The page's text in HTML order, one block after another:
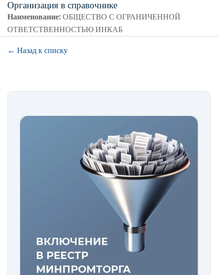
Организация в справочнике
Наименование:ОБЩЕСТВО С ОГРАНИЧЕННОЙ
ОТВЕТСТВЕННОСТЬЮ ИНКАБ
← Назад к списку